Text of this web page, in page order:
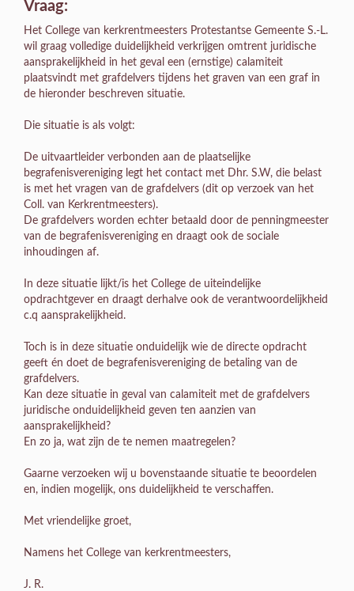
Vraag:
Het College van kerkrentmeesters Protestantse Gemeente S.-L.
wil graag volledige duidelijkheid verkrijgen omtrent juridische
aansprakelijkheid in het geval een (ernstige) calamiteit
plaatsvindt met grafdelvers tijdens het graven van een graf in
de hieronder beschreven situatie.
Die situatie is als volgt:
De uitvaartleider verbonden aan de plaatselijke
begrafenisvereniging legt het contact met Dhr. S.W, die belast
is met het vragen van de grafdelvers (dit op verzoek van het
Coll. van Kerkrentmeesters).
De grafdelvers worden echter betaald door de penningmeester
van de begrafenisvereniging en draagt ook de sociale
inhoudingen af.
In deze situatie lijkt/is het College de uiteindelijke
opdrachtgever en draagt derhalve ook de verantwoordelijkheid
c.q aansprakelijkheid.
Toch is in deze situatie onduidelijk wie de directe opdracht
geeft én doet de begrafenisvereniging de betaling van de
grafdelvers.
Kan deze situatie in geval van calamiteit met de grafdelvers
juridische onduidelijkheid geven ten aanzien van
aansprakelijkheid?
En zo ja, wat zijn de te nemen maatregelen?
Gaarne verzoeken wij u bovenstaande situatie te beoordelen
en, indien mogelijk, ons duidelijkheid te verschaffen.
Met vriendelijke groet,
Namens het College van kerkrentmeesters,
J. R.